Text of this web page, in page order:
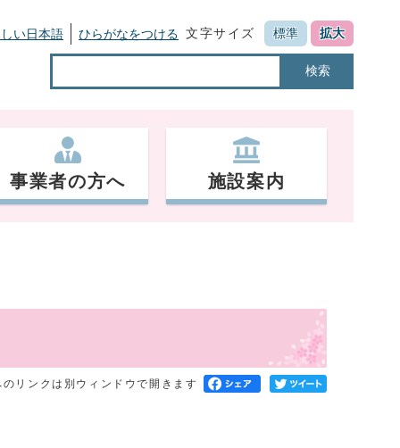
い日本語 ひらがなをつける 文字サイズ 標準 拡大
検索
事業者の方へ 施設案内
リンクは別ウィンドウで開きます